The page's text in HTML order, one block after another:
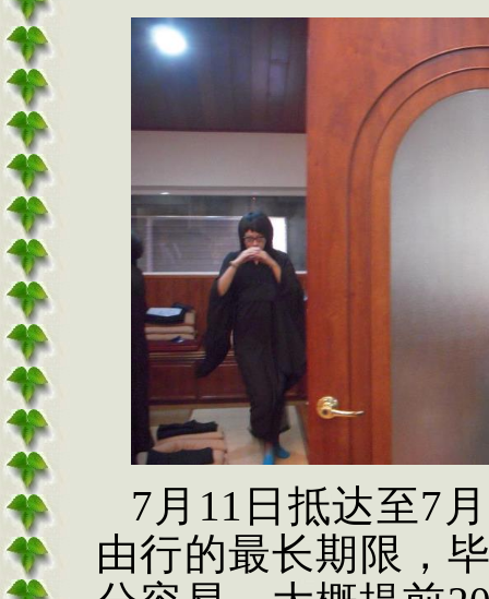
7月11日抵达至7
由行的最长期限，